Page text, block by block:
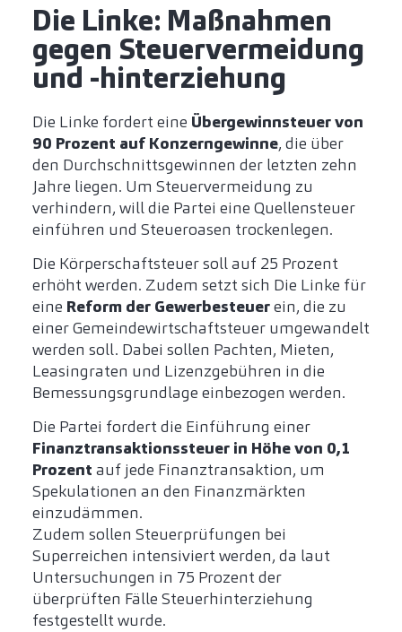
Die Linke: Maßnahmen
gegen Steuervermeidung
und -hinterziehung
Die Linke fordert eine Übergewinnsteuer von
90 Prozent auf Konzerngewinne, die über
den Durchschnittsgewinnen der letzten zehn
Jahre liegen. Um Steuervermeidung zu
verhindern, will die Partei eine Quellensteuer
einführen und Steueroasen trockenlegen.
Die Körperschaftsteuer soll auf 25 Prozent
erhöht werden. Zudem setzt sich Die Linke für
eine Reform der Gewerbesteuerein, die zu
einer Gemeindewirtschaftsteuer umgewandelt
werden soll. Dabei sollen Pachten, Mieten,
Leasingraten und Lizenzgebühren in die
Bemessungsgrundlage einbezogen werden.
Die Partei fordert die Einführung einer
Finanztransaktionssteuer in Höhe von 0,1
Prozent auf jede Finanztransaktion, um
Spekulationen an den Finanzmärkten
einzudämmen.
Zudem sollen Steuerprüfungen bei
Superreichen intensiviert werden, da laut
Untersuchungen in 75 Prozent der
überprüften Fälle Steuerhinterziehung
festgestellt wurde.